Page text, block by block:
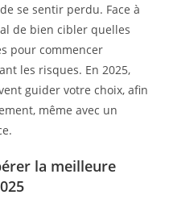
se sentir perdu. Face à
de bien cibler quelles
pour commencer
les risques. En 2025,
guider votre choix, afin
même avec un
la meilleure